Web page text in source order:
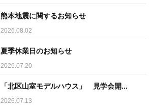
熊本地震に関するお知らせ
2026.08.02
夏季休業日のお知らせ
2026.07.20
「北区山室モデルハウス」 見学会開...
2026.07.13